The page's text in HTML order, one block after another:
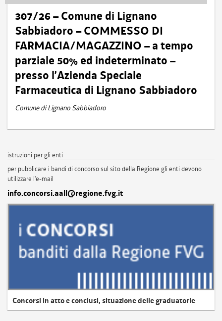
307/26 – Comune di Lignano
Sabbiadoro – COMMESSO DI
FARMACIA/MAGAZZINO – a tempo
parziale 50% ed indeterminato –
presso l’Azienda Speciale
Farmaceutica di Lignano Sabbiadoro
Comune di Lignano Sabbiadoro
istruzioni per gli enti
per pubblicare i bandi di concorso sul sito della Regione gli enti devono
utilizzare l'e-mail
info.concorsi.aall@regione.fvg.it
Concorsi in atto e conclusi, situazione delle graduatorie